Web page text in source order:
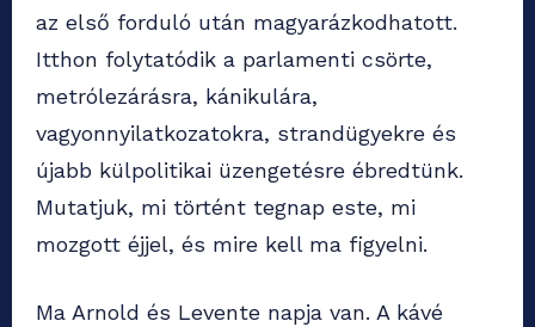
az első forduló után magyarázkodhatott.
Itthon folytatódik a parlamenti csörte,
metrólezárásra, kánikulára,
vagyonnyilatkozatokra, strandügyekre és
újabb külpolitikai üzengetésre ébredtünk.
Mutatjuk, mi történt tegnap este, mi
mozgott éjjel, és mire kell ma figyelni.
Ma Arnold és Levente napja van. A kávé